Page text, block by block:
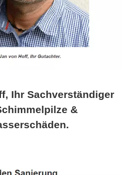
Ihr Sachverständiger
&